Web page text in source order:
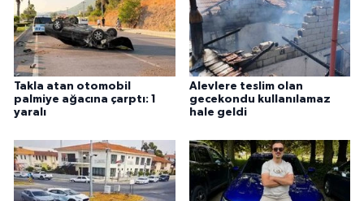
Takla atan otomobil
palmiye ağacına çarptı: 1
yaralı
Alevlere teslim olan
gecekondu kullanılamaz
hale geldi